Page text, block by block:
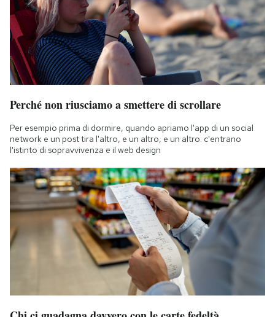
Perché non riusciamo a smettere di scrollare
Per esempio prima di dormire, quando apriamo l'app di un social
network e un post tira l'altro, e un altro, e un altro: c'entrano
l'istinto di sopravvivenza e il web design